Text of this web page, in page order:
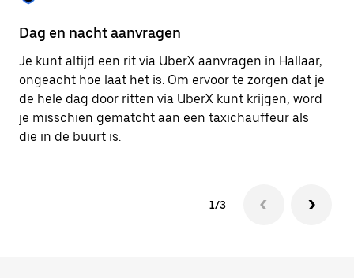
Dag en nacht aanvragen
Je kunt altijd een rit via UberX aanvragen in Hallaar,
ongeacht hoe laat het is. Om ervoor te zorgen dat je
de hele dag door ritten via UberX kunt krijgen, word
je misschien gematcht aan een taxichauffeur als
die in de buurt is.
1/3